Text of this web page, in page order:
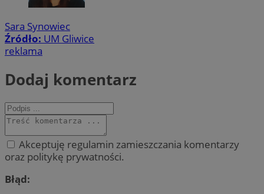
Sara Synowiec
Źródło: UM Gliwice
reklama
Dodaj komentarz
Akceptuję regulamin zamieszczania komentarzy
oraz politykę prywatności.
Błąd: